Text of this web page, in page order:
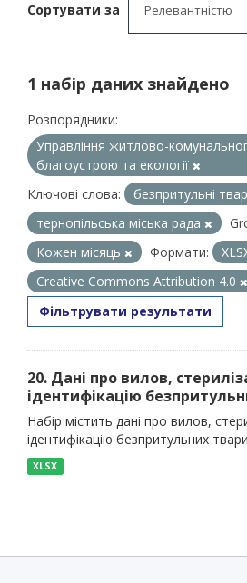
Сортувати за
1 набір даних знайдено
Розпорядники:
Управління житлово-
благоустрою та екології
Ключові слова:
безпритульні
тернопільська міська рада
Кожен місяць
Формати:
Creative Commons Attribution 4.0
Фільтрувати результати
20. Дані про вилов,
ідентифікацію
Набір містить дані про вилов,
ідентифікацію безпритульних
XLSX